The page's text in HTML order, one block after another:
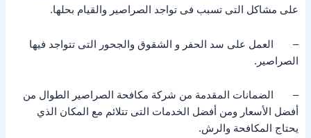
على مشاكل التى تسبب فى تواجد الصراصير والقيام بحلها.
– العمل على سد الحفر و الشقوق والجحور التى تتواجد فيها
الصراصير.
– الضمانات المقدمة من شركة مكافحة الصراصير الطوال من
أفضل الأسعار ومن أفضل الخدمات التى تتلائم مع المكان الذي
يحتاج المكافحة والرش.